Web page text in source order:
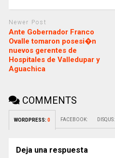
Newer Post
Ante Gobernador Franco
Ovalle tomaron posesi�n
nuevos gerentes de
Hospitales de Valledupar y
Aguachica
COMMENTS
WORDPRESS: 0 FACEBOOK: DISQUS:
Deja una respuesta